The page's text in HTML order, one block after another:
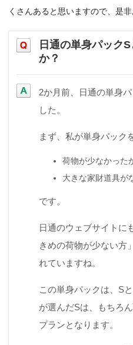
くさんあると思いますので、是非
日通の単身パック
か？
2か月前、日通の単身
した。
まず、私が単身パック
荷物が少なかった
大きな家財道具が
です。
日通のウェブサイトに
きめの荷物が少ない方
れていますね。
この単身パックは、S
が選んだSは、もちろ
プランとなります。